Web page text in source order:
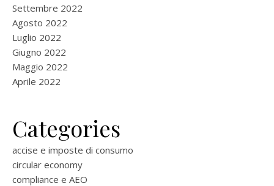
Settembre 2022
Agosto 2022
Luglio 2022
Giugno 2022
Maggio 2022
Aprile 2022
Categories
accise e imposte di consumo
circular economy
compliance e AEO